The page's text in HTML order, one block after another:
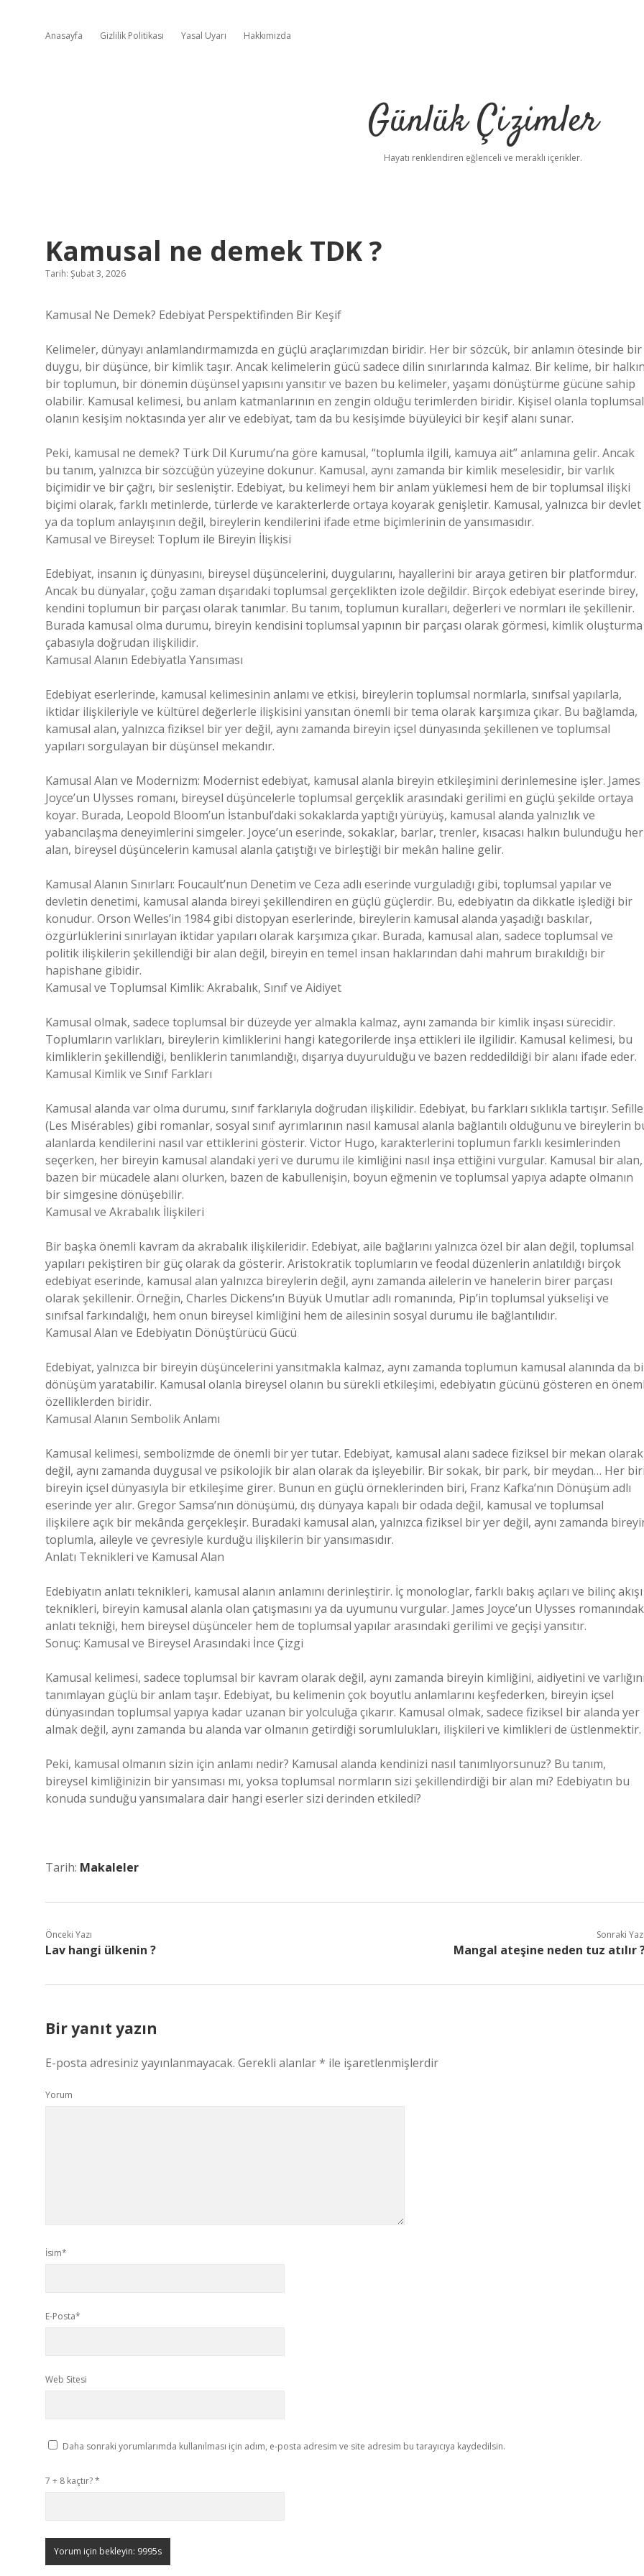
Anasayfa Gizlilik Politikası Yasal Uyarı Hakkımızda
Günlük Çizimler
Hayatı renklendiren eğlenceli ve meraklı içerikler.
Kamusal ne demek TDK ?
Tarih: Şubat 3, 2026
Kamusal Ne Demek? Edebiyat Perspektifinden Bir Keşif
Kelimeler, dünyayı anlamlandırmamızda en güçlü araçlarımızdan biridir. Her bir sözcük, bir anlamın ötesinde bir
duygu, bir düşünce, bir kimlik taşır. Ancak kelimelerin gücü sadece dilin sınırlarında kalmaz. Bir kelime, bir
bir toplumun, bir dönemin düşünsel yapısını yansıtır ve bazen bu kelimeler, yaşamı dönüştürme gücüne sahip
olabilir. Kamusal kelimesi, bu anlam katmanlarının en zengin olduğu terimlerden biridir. Kişisel olanla toplumsal
olanın kesişim noktasında yer alır ve edebiyat, tam da bu kesişimde büyüleyici bir keşif alanı sunar.
Peki, kamusal ne demek? Türk Dil Kurumu’na göre kamusal, “toplumla ilgili, kamuya ait” anlamına gelir. Ancak
bu tanım, yalnızca bir sözcüğün yüzeyine dokunur. Kamusal, aynı zamanda bir kimlik meselesidir, bir varlık
biçimidir ve bir çağrı, bir sesleniştir. Edebiyat, bu kelimeyi hem bir anlam yüklemesi hem de bir toplumsal ilişki
biçimi olarak, farklı metinlerde, türlerde ve karakterlerde ortaya koyarak genişletir. Kamusal, yalnızca bir devlet
ya da toplum anlayışının değil, bireylerin kendilerini ifade etme biçimlerinin de yansımasıdır.
Kamusal ve Bireysel: Toplum ile Bireyin İlişkisi
Edebiyat, insanın iç dünyasını, bireysel düşüncelerini, duygularını, hayallerini bir araya getiren bir platformdur.
Ancak bu dünyalar, çoğu zaman dışarıdaki toplumsal gerçeklikten izole değildir. Birçok edebiyat eserinde birey,
kendini toplumun bir parçası olarak tanımlar. Bu tanım, toplumun kuralları, değerleri ve normları ile şekillenir.
Burada kamusal olma durumu, bireyin kendisini toplumsal yapının bir parçası olarak görmesi, kimlik oluşturma
çabasıyla doğrudan ilişkilidir.
Kamusal Alanın Edebiyatla Yansıması
Edebiyat eserlerinde, kamusal kelimesinin anlamı ve etkisi, bireylerin toplumsal normlarla, sınıfsal yapılarla,
iktidar ilişkileriyle ve kültürel değerlerle ilişkisini yansıtan önemli bir tema olarak karşımıza çıkar. Bu bağlamda,
kamusal alan, yalnızca fiziksel bir yer değil, aynı zamanda bireyin içsel dünyasında şekillenen ve toplumsal
yapıları sorgulayan bir düşünsel mekandır.
Kamusal Alan ve Modernizm: Modernist edebiyat, kamusal alanla bireyin etkileşimini derinlemesine işler. James
Joyce’un Ulysses romanı, bireysel düşüncelerle toplumsal gerçeklik arasındaki gerilimi en güçlü şekilde ortaya
koyar. Burada, Leopold Bloom’un İstanbul’daki sokaklarda yaptığı yürüyüş, kamusal alanda yalnızlık ve
yabancılaşma deneyimlerini simgeler. Joyce’un eserinde, sokaklar, barlar, trenler, kısacası halkın bulunduğu her
alan, bireysel düşüncelerin kamusal alanla çatıştığı ve birleştiği bir mekân haline gelir.
Kamusal Alanın Sınırları: Foucault’nun Denetim ve Ceza adlı eserinde vurguladığı gibi, toplumsal yapılar ve
devletin denetimi, kamusal alanda bireyi şekillendiren en güçlü güçlerdir. Bu, edebiyatın da dikkatle işlediği bir
konudur. Orson Welles’in 1984 gibi distopyan eserlerinde, bireylerin kamusal alanda yaşadığı baskılar,
özgürlüklerini sınırlayan iktidar yapıları olarak karşımıza çıkar. Burada, kamusal alan, sadece toplumsal ve
politik ilişkilerin şekillendiği bir alan değil, bireyin en temel insan haklarından dahi mahrum bırakıldığı bir
hapishane gibidir.
Kamusal ve Toplumsal Kimlik: Akrabalık, Sınıf ve Aidiyet
Kamusal olmak, sadece toplumsal bir düzeyde yer almakla kalmaz, aynı zamanda bir kimlik inşası sürecidir.
Toplumların varlıkları, bireylerin kimliklerini hangi kategorilerde inşa ettikleri ile ilgilidir. Kamusal kelimesi, bu
kimliklerin şekillendiği, benliklerin tanımlandığı, dışarıya duyurulduğu ve bazen reddedildiği bir alanı ifade eder.
Kamusal Kimlik ve Sınıf Farkları
Kamusal alanda var olma durumu, sınıf farklarıyla doğrudan ilişkilidir. Edebiyat, bu farkları sıklıkla tartışır.
(Les Misérables) gibi romanlar, sosyal sınıf ayrımlarının nasıl kamusal alanla bağlantılı olduğunu ve bireylerin
alanlarda kendilerini nasıl var ettiklerini gösterir. Victor Hugo, karakterlerini toplumun farklı kesimlerinden
seçerken, her bireyin kamusal alandaki yeri ve durumu ile kimliğini nasıl inşa ettiğini vurgular. Kamusal bir alan,
bazen bir mücadele alanı olurken, bazen de kabullenişin, boyun eğmenin ve toplumsal yapıya adapte olmanın
bir simgesine dönüşebilir.
Kamusal ve Akrabalık İlişkileri
Bir başka önemli kavram da akrabalık ilişkileridir. Edebiyat, aile bağlarını yalnızca özel bir alan değil, toplumsal
yapıları pekiştiren bir güç olarak da gösterir. Aristokratik toplumların ve feodal düzenlerin anlatıldığı birçok
edebiyat eserinde, kamusal alan yalnızca bireylerin değil, aynı zamanda ailelerin ve hanelerin birer parçası
olarak şekillenir. Örneğin, Charles Dickens’ın Büyük Umutlar adlı romanında, Pip’in toplumsal yükselişi ve
sınıfsal farkındalığı, hem onun bireysel kimliğini hem de ailesinin sosyal durumu ile bağlantılıdır.
Kamusal Alan ve Edebiyatın Dönüştürücü Gücü
Edebiyat, yalnızca bir bireyin düşüncelerini yansıtmakla kalmaz, aynı zamanda toplumun kamusal alanında da
dönüşüm yaratabilir. Kamusal olanla bireysel olanın bu sürekli etkileşimi, edebiyatın gücünü gösteren en
özelliklerden biridir.
Kamusal Alanın Sembolik Anlamı
Kamusal kelimesi, sembolizmde de önemli bir yer tutar. Edebiyat, kamusal alanı sadece fiziksel bir mekan olarak
değil, aynı zamanda duygusal ve psikolojik bir alan olarak da işleyebilir. Bir sokak, bir park, bir meydan… Her
bireyin içsel dünyasıyla bir etkileşime girer. Bunun en güçlü örneklerinden biri, Franz Kafka’nın Dönüşüm adlı
eserinde yer alır. Gregor Samsa’nın dönüşümü, dış dünyaya kapalı bir odada değil, kamusal ve toplumsal
ilişkilere açık bir mekânda gerçekleşir. Buradaki kamusal alan, yalnızca fiziksel bir yer değil, aynı zamanda
toplumla, aileyle ve çevresiyle kurduğu ilişkilerin bir yansımasıdır.
Anlatı Teknikleri ve Kamusal Alan
Edebiyatın anlatı teknikleri, kamusal alanın anlamını derinleştirir. İç monologlar, farklı bakış açıları ve bilinç akışı
teknikleri, bireyin kamusal alanla olan çatışmasını ya da uyumunu vurgular. James Joyce’un Ulysses
anlatı tekniği, hem bireysel düşünceler hem de toplumsal yapılar arasındaki gerilimi ve geçişi yansıtır.
Sonuç: Kamusal ve Bireysel Arasındaki İnce Çizgi
Kamusal kelimesi, sadece toplumsal bir kavram olarak değil, aynı zamanda bireyin kimliğini, aidiyetini ve varlığını
tanımlayan güçlü bir anlam taşır. Edebiyat, bu kelimenin çok boyutlu anlamlarını keşfederken, bireyin içsel
dünyasından toplumsal yapıya kadar uzanan bir yolculuğa çıkarır. Kamusal olmak, sadece fiziksel bir alanda yer
almak değil, aynı zamanda bu alanda var olmanın getirdiği sorumlulukları, ilişkileri ve kimlikleri de üstlenmektir.
Peki, kamusal olmanın sizin için anlamı nedir? Kamusal alanda kendinizi nasıl tanımlıyorsunuz? Bu tanım,
bireysel kimliğinizin bir yansıması mı, yoksa toplumsal normların sizi şekillendirdiği bir alan mı? Edebiyatın bu
konuda sunduğu yansımalara dair hangi eserler sizi derinden etkiledi?
Tarih: Makaleler
Önceki Yazı
Lav hangi ülkenin ?
Sonraki Yazı
Mangal ateşine neden tuz atılır
Bir yanıt yazın
E-posta adresiniz yayınlanmayacak. Gerekli alanlar* ile işaretlenmişlerdir
Yorum
İsim*
E-Posta*
Web Sitesi
Daha sonraki yorumlarımda kullanılması için adım, e-posta adresim ve site adresim bu tarayıcıya kaydedilsin.
7 + 8 kaçtır?*